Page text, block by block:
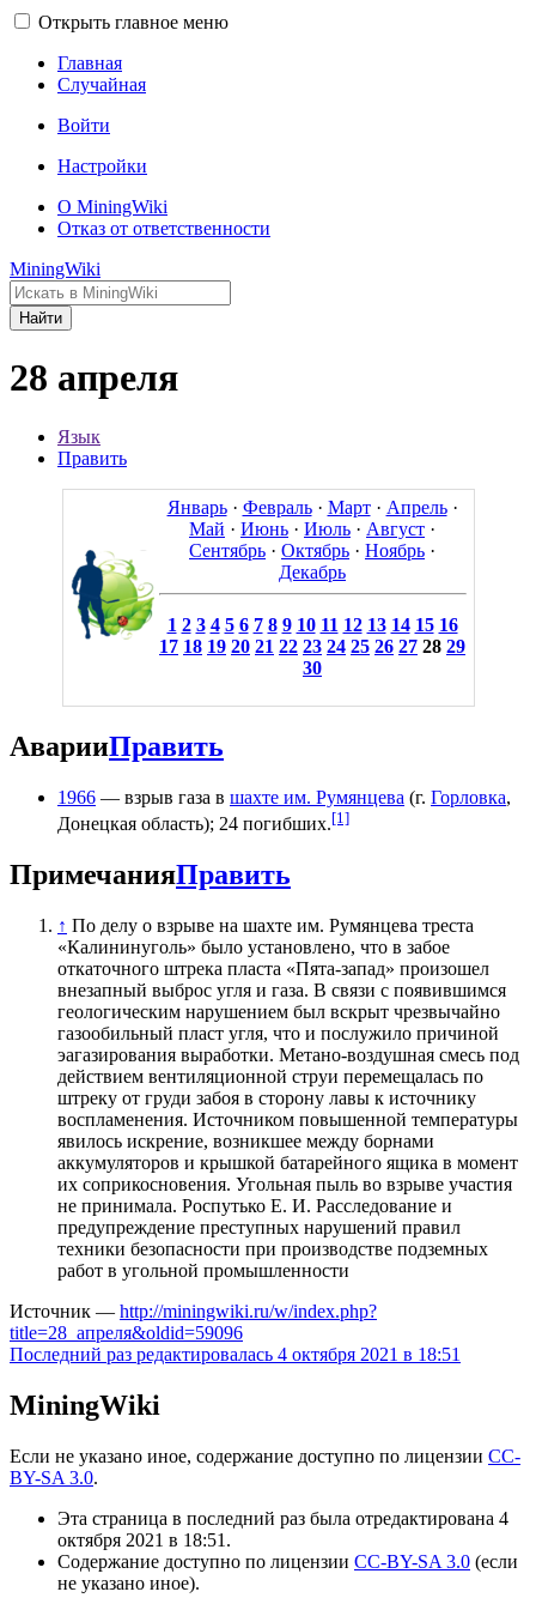
Открыть главное меню
Главная
Случайная
Войти
Настройки
О MiningWiki
Отказ от ответственности
MiningWiki
Найти
28 апреля
Язык
Править
Январь· Февраль· Март· Апрель·
Май · Июнь · Июль · Август ·
Сентябрь · Октябрь · Ноябрь ·
Декабрь
1 2 3 4 5 6 7 8 9 10 11 12 13 14 15 16
17 18 19 20 21 22 23 24 25 26 27 28 29
30
АварииПравить
1966 — взрыв газа в шахте им. Румянцева (г. Горловка,
Донецкая область); 24 погибших.[1]
ПримечанияПравить
↑ По делу о взрыве на шахте им. Румянцева треста
«Калининуголь» было установлено, что в забое
откаточного штрека пласта «Пята-запад» произошел
внезапный выброс угля и газа. В связи с появившимся
геологическим нарушением был вскрыт чрезвычайно
газообильный пласт угля, что и послужило причиной
эагазирования выработки. Метано-воздушная смесь под
действием вентиляционной струи перемещалась по
штреку от груди забоя в сторону лавы к источнику
воспламенения. Источником повышенной температуры
явилось искрение, возникшее между борнами
аккумуляторов и крышкой батарейного ящика в момент
их соприкосновения. Угольная пыль во взрыве участия
не принимала. Роспутько Е. И. Расследование и
предупреждение преступных нарушений правил
техники безопасности при производстве подземных
работ в угольной промышленности
Источник — http://miningwiki.ru/w/index.php?
title=28_апреля&oldid=59096
Последний раз редактировалась 4 октября 2021 в 18:51
MiningWiki
Если не указано иное, содержание доступно по лицензии CC-
BY-SA 3.0.
Эта страница в последний раз была отредактирована 4
октября 2021 в 18:51.
Содержание доступно по лицензии CC-BY-SA 3.0 (если
не указано иное).